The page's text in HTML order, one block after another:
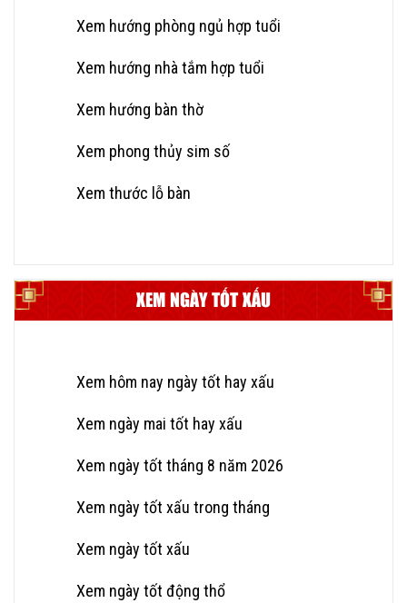
Xem hướng phòng ngủ hợp tuổi
Xem hướng nhà tắm hợp tuổi
Xem hướng bàn thờ
Xem phong thủy sim số
Xem thước lỗ bàn
XEM NGÀY TỐT XẤU
Xem hôm nay ngày tốt hay xấu
Xem ngày mai tốt hay xấu
Xem ngày tốt tháng 8 năm 2026
Xem ngày tốt xấu trong tháng
Xem ngày tốt xấu
Xem ngày tốt động thổ